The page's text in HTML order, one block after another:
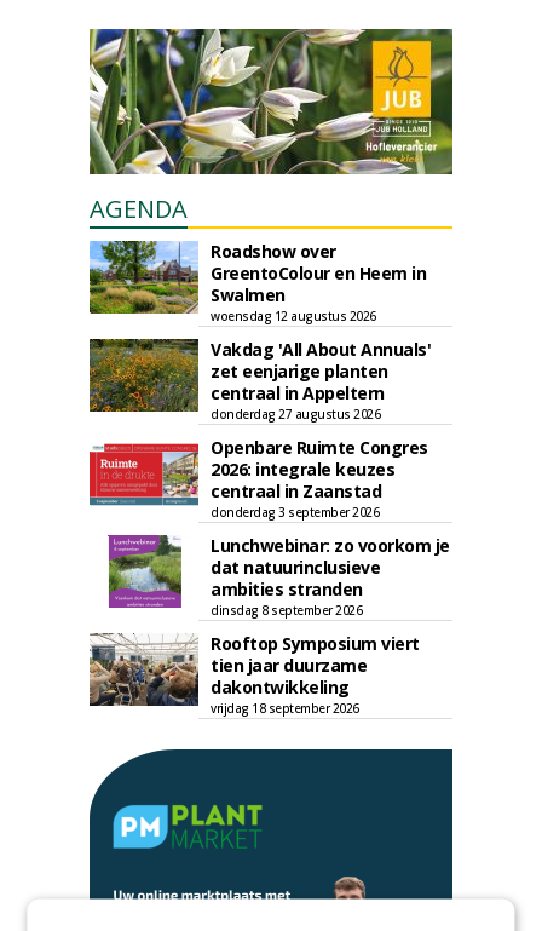
AGENDA
Roadshow over
GreentoColour en Heem in
Swalmen
woensdag 12 augustus 2026
Vakdag 'All About Annuals'
zet eenjarige planten
centraal in Appeltern
donderdag 27 augustus 2026
Openbare Ruimte Congres
2026: integrale keuzes
centraal in Zaanstad
donderdag 3 september 2026
Lunchwebinar: zo voorkom je
dat natuurinclusieve
ambities stranden
dinsdag 8 september 2026
Rooftop Symposium viert
tien jaar duurzame
dakontwikkeling
vrijdag 18 september 2026